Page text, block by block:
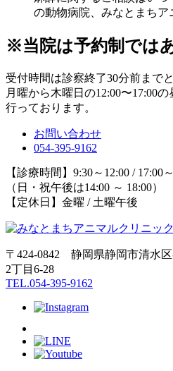
の動物病院、みなとまちア
※当院は予約制では
受付時間は診察終了30分前まで
月曜から木曜日の12:00〜17:00
行っております。
お問い合わせ
054-395-9162
【診療時間】9:30～12:00 / 17:00
（日・祝午後は14:00 ～ 18:00）
【定休日】金曜 / 土曜午後
〒424-0842 静岡県静岡市清水区
2丁目6-28
TEL.054-395-9162